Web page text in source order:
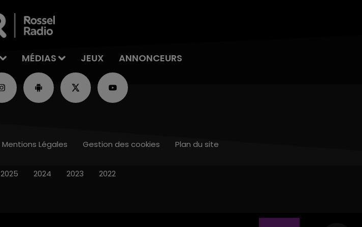
MÉDIAS JEUX ANNONCEURS
Mentions Légales Gestion des cookies Plan du site
2025 2024 2023 2022